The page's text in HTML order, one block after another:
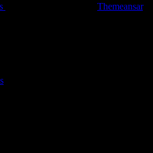
Themeansar.